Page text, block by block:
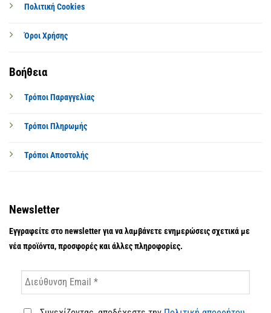
Πολιτική Cookies
Όροι Χρήσης
Βοήθεια
Τρόποι Παραγγελίας
Τρόποι Πληρωμής
Τρόποι Αποστολής
Newsletter
Εγγραφείτε στο newsletter για να λαμβάνετε ενημερώσεις σχετικά με
νέα προϊόντα, προσφορές και άλλες πληροφορίες.